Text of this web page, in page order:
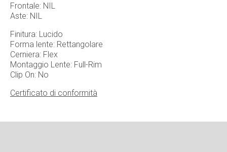
Frontale: NIL
Aste: NIL
Finitura: Lucido
Forma lente: Rettangolare
Cerniera: Flex
Montaggio Lente: Full-Rim
Clip On: No
Certificato di conformità